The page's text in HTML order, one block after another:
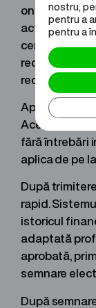
online. În
actul de
certificatul de
recentă
recent.
Apoi
Acesta este
fără întrebări
aplica de pe
După
rapid.
istoricul
adaptată
aprobată,
semnare
După
nostru,
pentru a
pentru a